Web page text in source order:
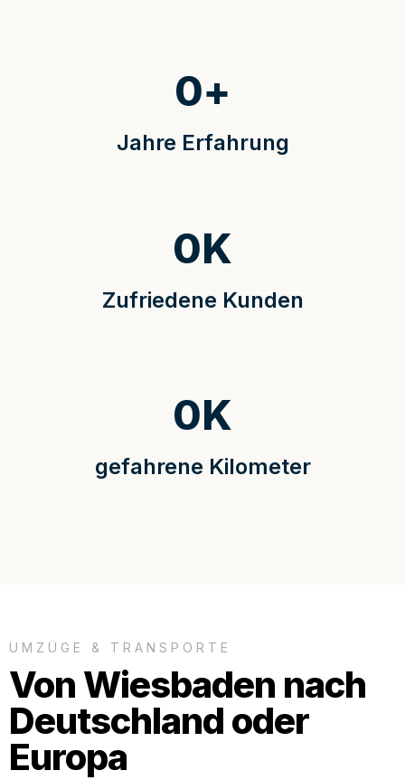
Jahre Erfahrung
0+
Zufriedene Kunden
0K
gefahrene Kilometer
0K
UMZÜGE & TRANSPORTE
Von Wiesbaden nach
Deutschland oder
Europa